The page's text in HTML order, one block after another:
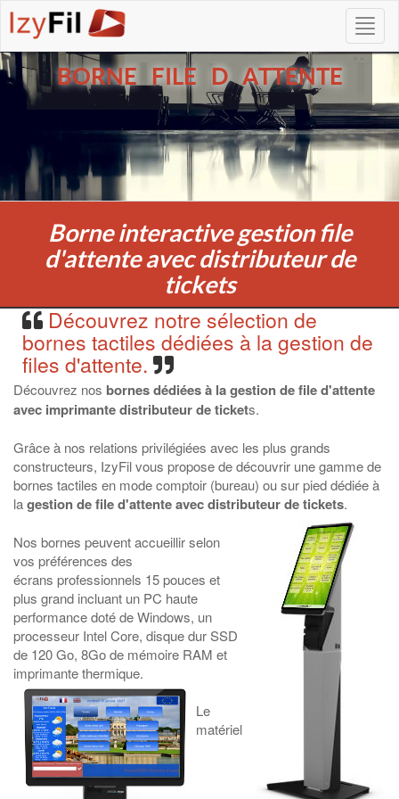
BORNE FILE D ATTENTE
Borne interactive gestion file
d'attente avec distributeur de
tickets
Découvrez notre sélection de
bornes tactiles dédiées à la gestion de
files d'attente.
Découvrez nos bornes dédiées à la gestion de file d'attente
avec imprimante distributeur de tickets.
Grâce à nos relations privilégiées avec les plus grands
constructeurs, IzyFil vous propose de découvrir une gamme de
bornes tactiles en mode comptoir (bureau) ou sur pied dédiée à
lagestion de file d'attente avec distributeur de tickets.
Nos bornes peuvent accueillir selon
vos préférences des
écrans professionnels 15 pouces et
plus grand incluant un PC haute
performance doté de Windows, un
processeur Intel Core, disque dur SSD
de 120 Go, 8Go de mémoire RAM et
imprimante thermique.
Le
matériel